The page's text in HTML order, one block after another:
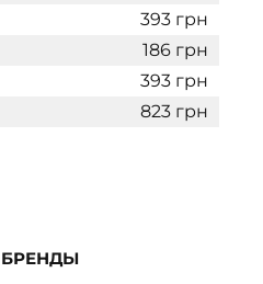
393 грн
186 грн
393 грн
823 грн
БРЕНДЫ